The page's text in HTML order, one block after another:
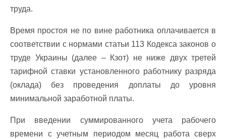
труда.
Время простоя не по вине работника оплачивается в
соответствии с нормами статьи 113 Кодекса законов о
труде Украины (далее – Кзот) не ниже двух третей
тарифной ставки установленного работнику разряда
(оклада) без проведения доплаты до уровня
минимальной заработной платы.
При введении суммированного учета рабочего
времени с учетным периодом месяц работа сверх